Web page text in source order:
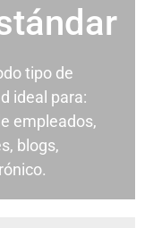
tipo de
ideal para:
empleados,
blogs,